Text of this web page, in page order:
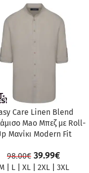
Care Linen Blend
Mao Μπεζ με Roll-
Μανίκι Modern Fit
98.00€ 39.99€
| L| XL| 2XL| 3XL